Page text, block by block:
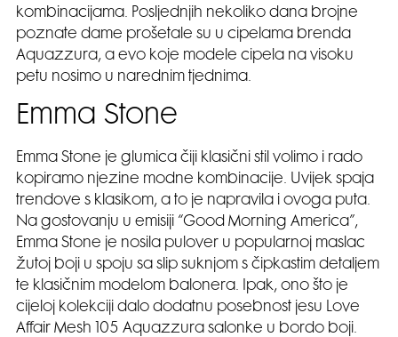
kombinacijama. Posljednjih nekoliko dana brojne
poznate dame prošetale su u cipelama brenda
Aquazzura, a evo koje modele cipela na visoku
petu nosimo u narednim tjednima.
Emma Stone
Emma Stone je glumica čiji klasični stil volimo i rado
kopiramo njezine modne kombinacije. Uvijek spaja
trendove s klasikom, a to je napravila i ovoga puta.
Na gostovanju u emisiji “Good Morning America”,
Emma Stone je nosila pulover u popularnoj maslac
žutoj boji u spoju sa slip suknjom s čipkastim detaljem
te klasičnim modelom balonera. Ipak, ono što je
cijeloj kolekciji dalo dodatnu posebnost jesu Love
Affair Mesh 105 Aquazzura salonke u bordo boji.